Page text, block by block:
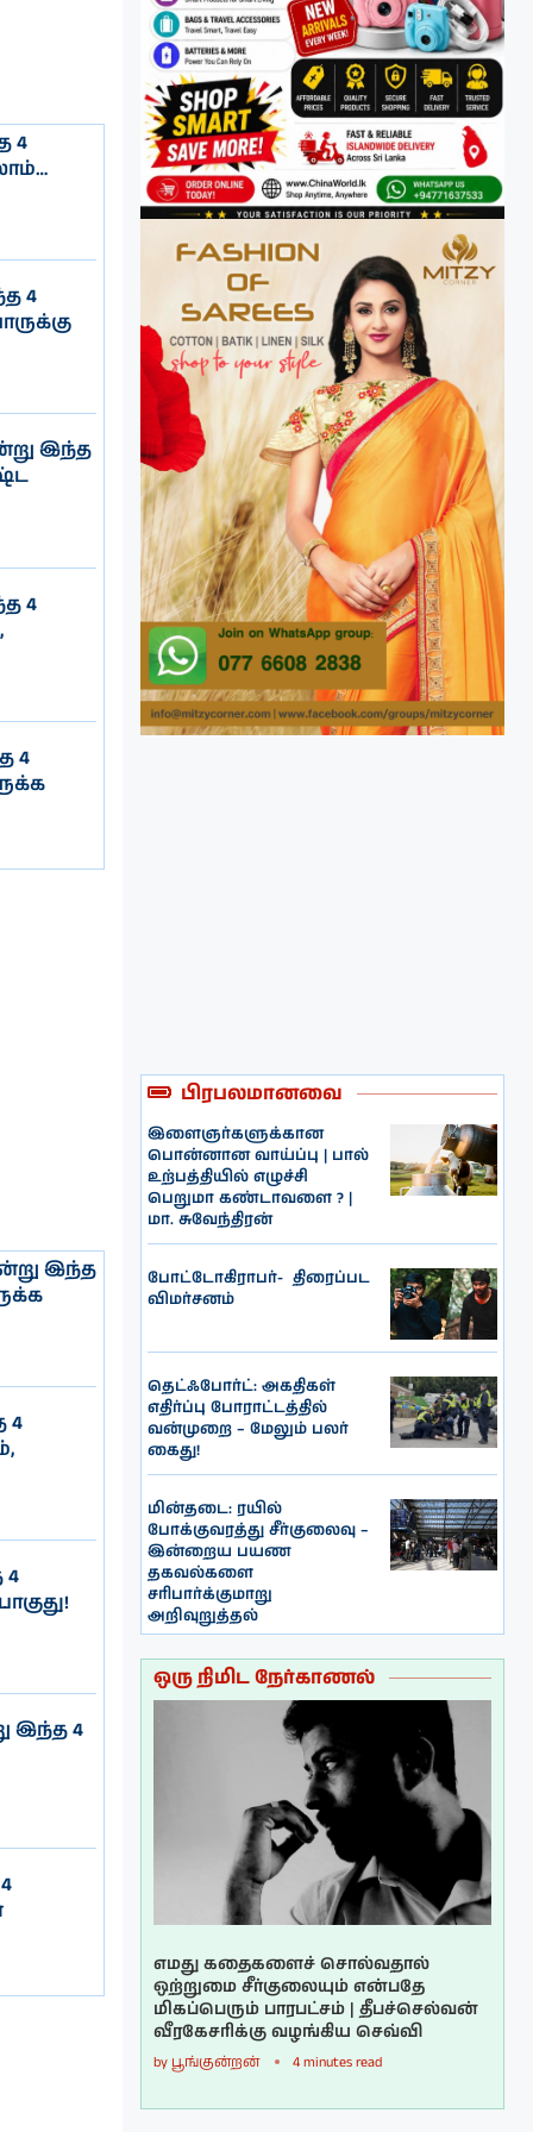
4
4
இந்த
4
4
இந்த
4
4
இந்த 4
பிரபலமானவை
இளைஞர்களுக்கான
பொன்னான வாய்ப்பு | பால்
உற்பத்தியில் எழுச்சி
பெறுமா கண்டாவளை ? |
மா. சுவேந்திரன்
போட்டோகிராபர்- ‌ திரைப்பட
விமர்சனம்
தெட்ஃபோர்ட்: அகதிகள்
எதிர்ப்பு போராட்டத்தில்
வன்முறை – மேலும் பலர்
கைது!
மின்தடை: ரயில்
போக்குவரத்து சீர்குலைவு –
இன்றைய பயண
தகவல்களை
சரிபார்க்குமாறு
அறிவுறுத்தல்
ஒரு நிமிட நேர்காணல்
எமது கதைகளைச் சொல்வதால்
ஒற்றுமை சீர்குலையும் என்பதே
மிகப்பெரும் பாரபட்சம் | தீபச்செல்வன்
வீரகேசரிக்கு வழங்கிய செவ்வி
by பூங்குன்றன் 4 minutes read